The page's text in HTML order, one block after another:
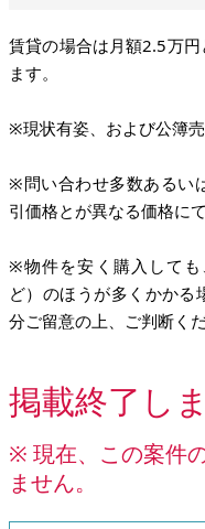
賃貸の場合は月額2.5万
ます。
※現状有姿、および公簿
※問い合わせ多数あるい
引価格とが異なる価格に
※物件を安く購入して
ど）のほうが多くかか
分ご留意の上、ご判断くだ
掲載終了し
※ 現在、この案件
ません。